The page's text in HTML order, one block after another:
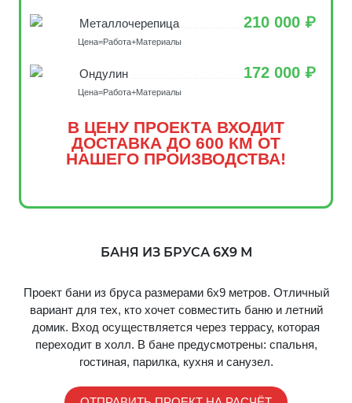
Металлочерепица 210 000 ₽
Цена=Работа+Материалы
Ондулин 172 000 ₽
Цена=Работа+Материалы
В ЦЕНУ ПРОЕКТА ВХОДИТ
ДОСТАВКА ДО 600 КМ ОТ
НАШЕГО ПРОИЗВОДСТВА!
БАНЯ ИЗ БРУСА 6Х9 М
Проект бани из бруса размерами 6х9 метров. Отличный
вариант для тех, кто хочет совместить баню и летний
домик. Вход осуществляется через террасу, которая
переходит в холл. В бане предусмотрены: спальня,
гостиная, парилка, кухня и санузел.